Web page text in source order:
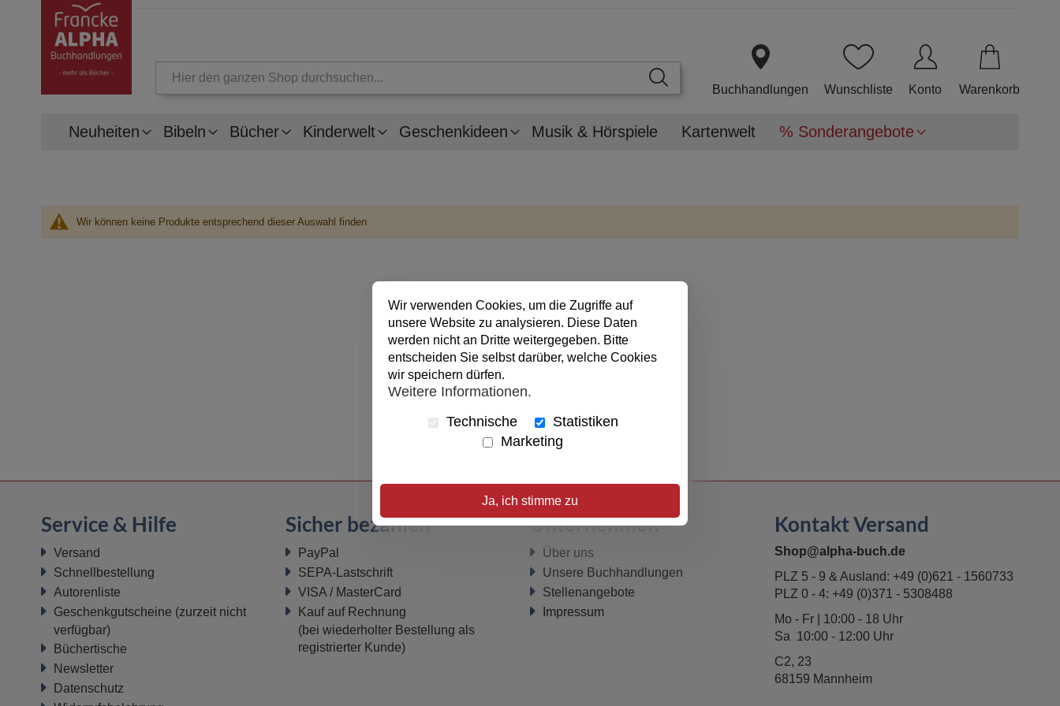
Buchhandlungen Wunschliste Konto Warenkorb
Neuheiten Bibeln Bücher Kinderwelt Geschenkideen Musik & Hörspiele Kartenwelt % Sonderangebote
Wir können keine Produkte entsprechend dieser Auswahl finden
Wir verwenden Cookies, um die Zugriffe auf
unsere Website zu analysieren. Diese Daten
werden nicht an Dritte weitergegeben. Bitte
entscheiden Sie selbst darüber, welche Cookies
wir speichern dürfen.
Weitere Informationen.
Technische
Statistiken
Marketing
Ja, ich stimme zu
Service & Hilfe
Versand
Schnellbestellung
Autorenliste
Geschenkgutscheine (zurzeit nicht
verfügbar)
Büchertische
Newsletter
Datenschutz
Sicher bezahlen
PayPal
SEPA-Lastschrift
VISA / MasterCard
Kauf auf Rechnung
(bei wiederholter Bestellung als
registrierter Kunde)
Unternehmen
Über uns
Unsere Buchhandlungen
Stellenangebote
Impressum
Kontakt Versand
Shop@alpha-buch.de
PLZ 5 - 9 & Ausland: +49 (0)621 - 1560733
PLZ 0 - 4: +49 (0)371 - 5308488
Mo - Fr | 10:00 - 18 Uhr
Sa 10:00 - 12:00 Uhr
C2, 23
68159 Mannheim